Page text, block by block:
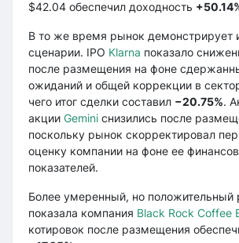
$42.04 обеспечил доходность
В то же время рынок демонстрирует
сценарии. IPO Klarna показало
после размещения на фоне
ожиданий и общей коррекции в
чего итог сделки составил −20.75%.
акции Gemini снизились после
поскольку рынок скорректировал
оценку компании на фоне ее
показателей.
Более умеренный, но положительный
показала компания Black Rock Coffee
котировок после размещения